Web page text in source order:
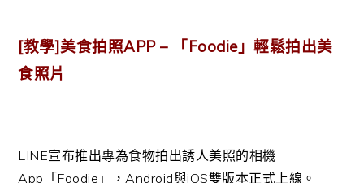
[教學]美食拍照APP – 「Foodie」‏輕鬆拍出美
食照片
LINE宣布推出專為食物拍出誘人美照的相機
App「Foodie」，Android與iOS雙版本正式上線。